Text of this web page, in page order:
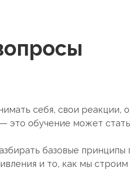
себя, свои
это обучение может
базовые принципы
и то, как мы